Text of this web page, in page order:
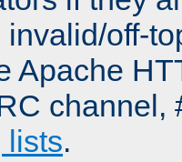
off-
Apache
channel,
lists.